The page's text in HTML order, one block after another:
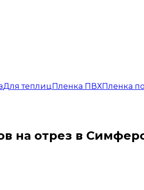
Для теплицПленка ПВХПленка
на отрез в